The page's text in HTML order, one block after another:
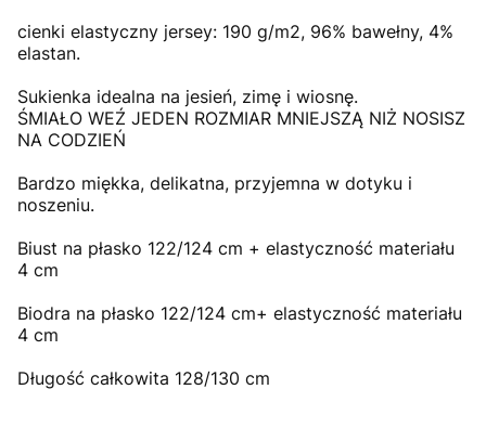
cienki elastyczny jersey: 190 g/m2, 96% bawełny, 4%
elastan.
Sukienka idealna na jesień, zimę i wiosnę.
ŚMIAŁO WEŹ JEDEN ROZMIAR MNIEJSZĄ NIŻ NOSISZ
NA CODZIEŃ
Bardzo miękka, delikatna, przyjemna w dotyku i
noszeniu.
Biust na płasko 122/124 cm + elastyczność materiału
4 cm
Biodra na płasko 122/124 cm+ elastyczność materiału
4 cm
Długość całkowita 128/130 cm